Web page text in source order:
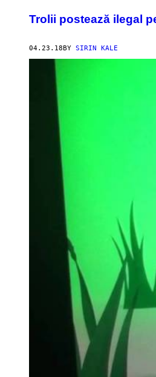
Trolii postează ilegal
04.23.18BY SIRIN KALE